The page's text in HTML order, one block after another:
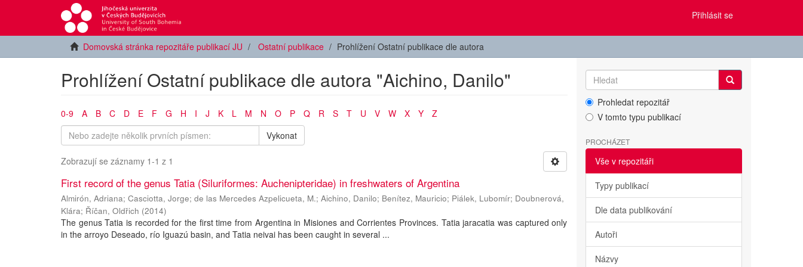
Přihlásit se
Domovská stránka repozitáře publikací JU Ostatní publikace Prohlížení Ostatní publikace dle autora
Prohlížení Ostatní publikace dle autora "Aichino, Danilo"
0-9 A B C D E F G H I J K L M N O P Q R S T U V W X Y
Z
Vykonat
Zobrazují se záznamy 1-1 z 1
First record of the genus Tatia (Siluriformes: Auchenipteridae) in freshwaters of Argentina
Almirón, Adriana; Casciotta, Jorge; de las Mercedes Azpelicueta, M.; Aichino, Danilo; Benítez, Mauricio; Piálek, Lubomír; Doubnerová,
Klára; Říčan, Oldřich (2014)
The genus Tatia is recorded for the first time from Argentina in Misiones and Corrientes Provinces. Tatia jaracatia was captured only
in the arroyo Deseado, río Iguazú basin, and Tatia neivai has been caught in several ...
Prohledat repozitář
V tomto typu publikací
PROCHÁZET
Vše v repozitáři
Typy publikací
Dle data publikování
Autoři
Názvy